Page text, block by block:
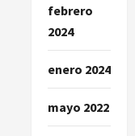
febrero
2024
enero 2024
mayo 2022